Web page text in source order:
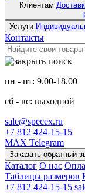
Клиентам
Услуги
Контакты
пн - пт: 9.00-18.00
сб - вс: выходной
sale@specex.ru
+7 812 424-15-15
MAX Telegram
Заказать обратный
Каталог О нас
Таблицы размеров
+7 812 424-15-15